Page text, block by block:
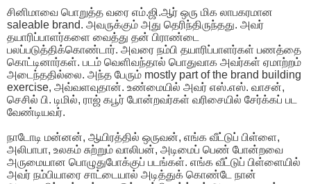
சினிமாவை பொறுத்த வரை எம்.ஜி.ஆர் ஒரு மிக லாபகரமான
saleable brand. அவருக்கும் அது தெரிந்திருந்தது. அவர்
தயாரிப்பாளர்களை வைத்து தன் பிராண்டை
பலப்படுத்திக்கொண்டார். அவரை நம்பி தயாரிப்பாளர்கள் பணத்தை
கொட்டினார்கள். படம் வெளிவந்தால் பொதுவாக அவர்கள் ஏமாற்றம்
அடைந்ததில்லை. அந்த பேரும் mostly part of the brand building
exercise, அவ்வளவுதான். உண்மையில் அவர் எஸ்.எஸ். வாசன்,
செசில் பி. டிமில், ராஜ் கபூர் போன்றவர்கள் வரிசையில் சேர்க்கப் பட
வேண்டியவர்.
நாடோடி மன்னன், ஆயிரத்தில் ஒருவன், எங்க வீட்டுப் பிள்ளை,
அலிபாபா, உலகம் சுற்றும் வாலிபன், அடிமைப் பெண் போன்றவை
அருமையான பொழுதுபோக்குப் படங்கள். எங்க வீட்டுப் பிள்ளையில்
அவர் நம்பியாரை சாட்டையால் அடித்துக் கொண்டே நான்